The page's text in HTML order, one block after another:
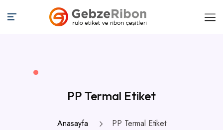
PP Termal Etiket
Anasayfa PP Termal Etiket